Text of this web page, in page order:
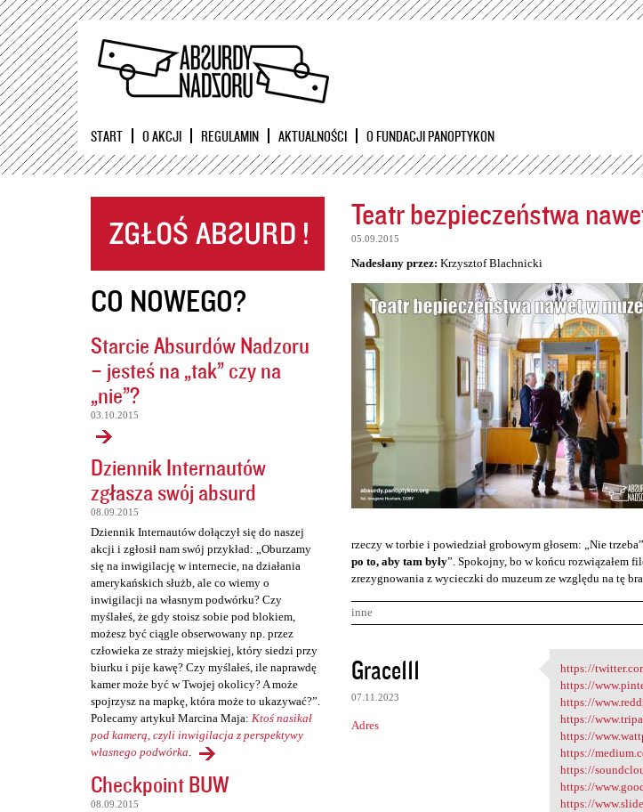
Przejdź
START O AKCJI REGULAMIN AKTUALNOŚCI O FUNDACJI PANOPTYKON
CO NOWEGO?
Starcie Absurdów Nadzoru
– jesteś na „tak” czy na
„nie”?
03.10.2015
Dziennik Internautów
zgłasza swój absurd
08.09.2015
Dziennik Internautów dołączył się do naszej
akcji i zgłosił nam swój przykład: „Oburzamy
się na inwigilację w internecie, na działania
amerykańskich służb, ale co wiemy o
inwigilacji na własnym podwórku? Czy
myślałeś, że gdy stoisz sobie pod blokiem,
możesz być ciągle obserwowany np. przez
człowieka ze straży miejskiej, który siedzi przy
biurku i pije kawę? Czy myślałeś, ile naprawdę
kamer może być w Twojej okolicy? A może
spojrzysz na mapkę, która może to ukazywać?”.
Polecamy artykuł Marcina Maja: Ktoś nasikał
pod kamerą, czyli inwigilacja z perspektywy
własnego podwórka.
Checkpoint BUW
08.09.2015
Teatr bezpieczeństwa
05.09.2015
Nadesłany przez: Krzysztof Blachnicki
rzeczy w torbie i powiedział grobowym głosem: „Nie
po to, aby tam były”. Spokojny, bo w końcu rozwiązałem
zrezygnowania z wycieczki do muzeum ze względu na tę
inne
K
o
m
e
Grace111
07.11.2023
Adres
https://
https://
https://
https://
https://
https://
https://
https://
https://
https://